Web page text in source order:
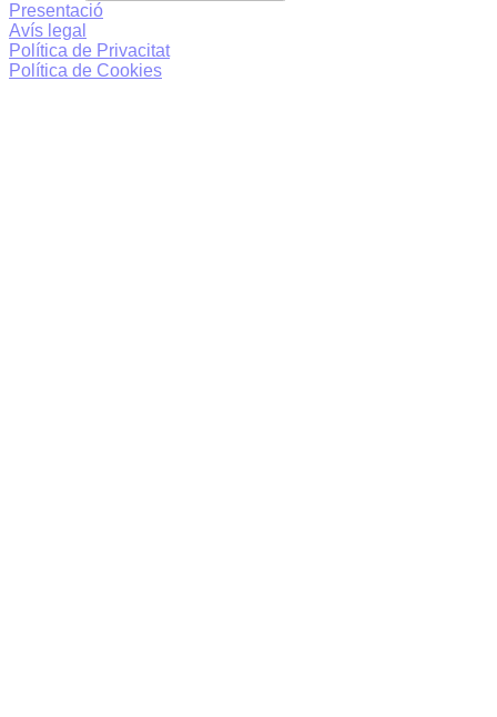
Presentació
Avís legal
Política de Privacitat
Política de Cookies